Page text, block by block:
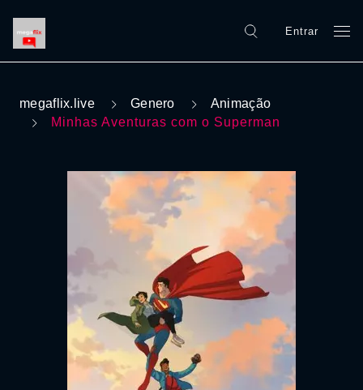
Entrar
megaflix.live Genero
Animação
Minhas Aventuras com o Superman